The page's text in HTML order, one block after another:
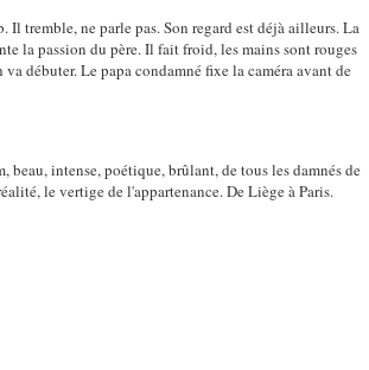
Il tremble, ne parle pas. Son regard est déjà ailleurs. La
la passion du père. Il fait froid, les mains sont rouges
débuter. Le papa condamné fixe la caméra avant de
intense, poétique, brûlant, de tous les damnés de
le vertige de l'appartenance. De Liège à Paris.